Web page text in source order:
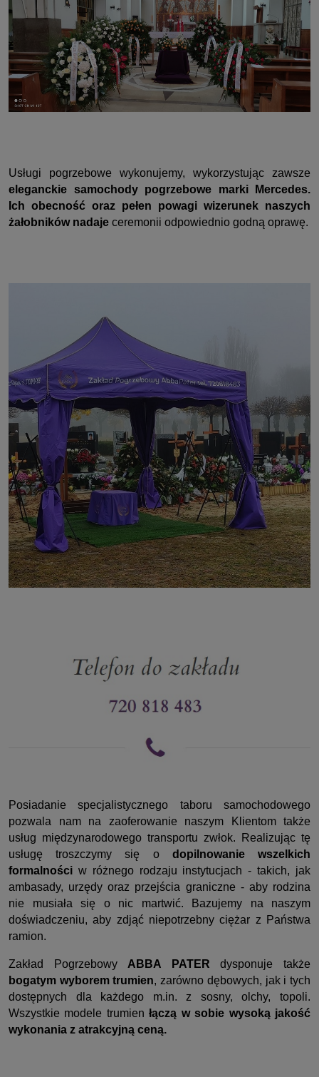
Usługi pogrzebowe wykonujemy, wykorzystując zawsze
eleganckie samochody pogrzebowe marki Mercedes.
Ich obecność oraz pełen powagi wizerunek naszych
żałobników nadaje ceremonii odpowiednio godną oprawę.
Posiadanie specjalistycznego taboru samochodowego
pozwala nam na zaoferowanie naszym Klientom także
usług międzynarodowego transportu zwłok. Realizując tę
usługę troszczymy się o dopilnowanie wszelkich
formalności w różnego rodzaju instytucjach - takich, jak
ambasady, urzędy oraz przejścia graniczne - aby rodzina
nie musiała się o nic martwić. Bazujemy na naszym
doświadczeniu, aby zdjąć niepotrzebny ciężar z Państwa
ramion.
Zakład Pogrzebowy ABBA PATERdysponuje także
bogatym wyborem trumien, zarówno dębowych, jak i tych
dostępnych dla każdego m.in. z sosny, olchy, topoli.
Wszystkie modele trumienłączą w sobie wysoką jakość
wykonania z atrakcyjną ceną.